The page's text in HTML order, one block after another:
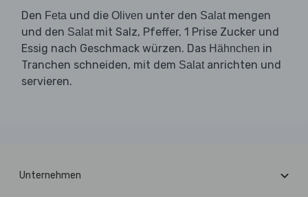
Den Feta und die Oliven unter den Salatmengen
und den Salatmit Salz, Pfeffer, 1 Prise Zucker und
Essig nach Geschmack würzen. Das Hähnchen in
Tranchen schneiden, mit dem Salatanrichten und
servieren.
Unternehmen